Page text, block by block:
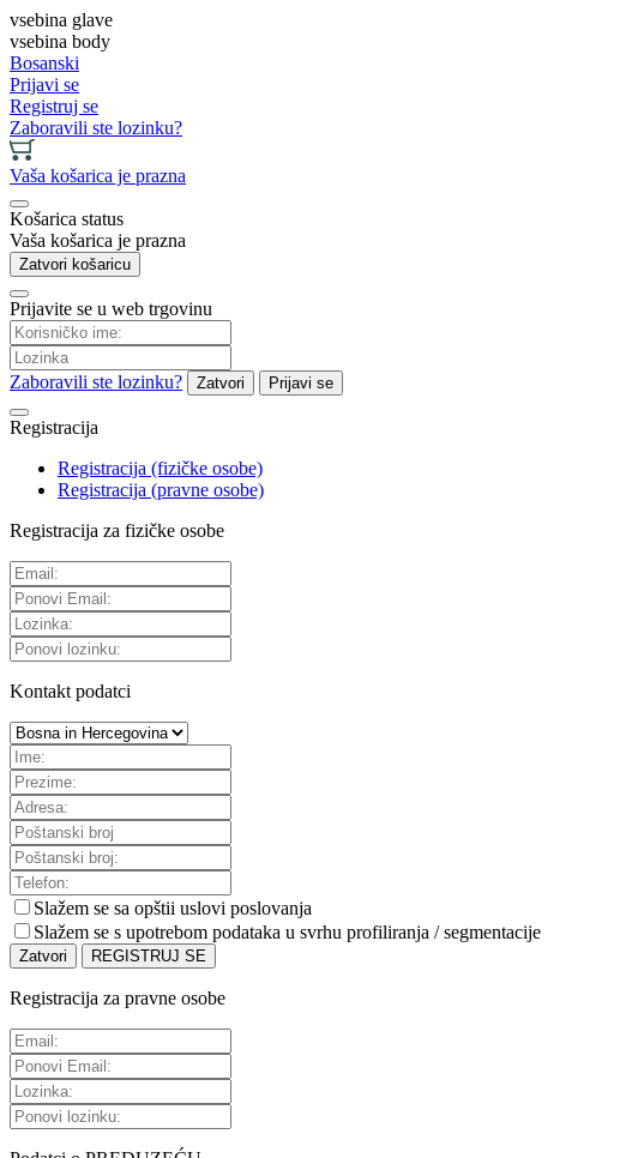
vsebina glave
vsebina body
Bosanski
Prijavi se
Registruj se
Zaboravili ste lozinku?
Vaša košarica je prazna
Košarica status
Vaša košarica je prazna
Zatvori košaricu
Prijavite se u web trgovinu
Zaboravili ste lozinku? Zatvori Prijavi se
Registracija
Registracija (fizičke osobe)
Registracija (pravne osobe)
Registracija za fizičke osobe
Kontakt podatci
Slažem se sa opštii uslovi poslovanja
Slažem se s upotrebom podataka u svrhu profiliranja / segmentacije
Zatvori REGISTRUJ SE
Registracija za pravne osobe